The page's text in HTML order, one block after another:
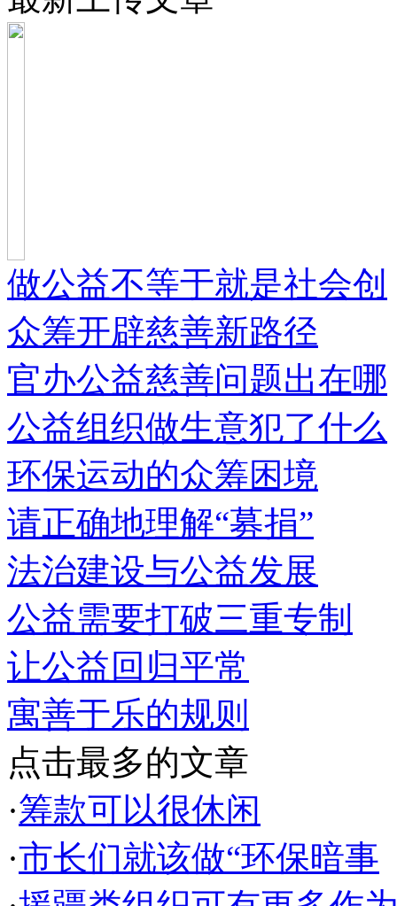
做公益不等于就是社会创
众筹开辟慈善新路径
官办公益慈善问题出在哪
公益组织做生意犯了什么
环保运动的众筹困境
请正确地理解“募捐”
法治建设与公益发展
公益需要打破三重专制
让公益回归平常
寓善于乐的规则
点击最多的文章
·筹款可以很休闲
·市长们就该做“环保暗事